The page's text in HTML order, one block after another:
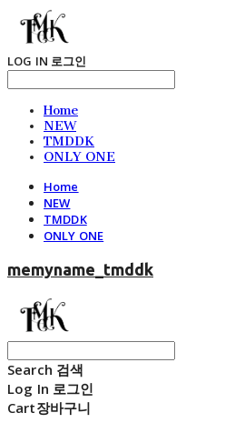
LOG IN 로그인
Home
NEW
TMDDK
ONLY ONE
Home
NEW
TMDDK
ONLY ONE
memyname_tmddk
Search 검색
Log In 로그인
Cart장바구니